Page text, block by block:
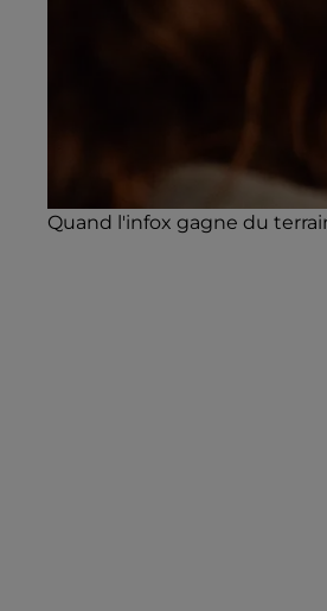
Quand l'infox gagne du